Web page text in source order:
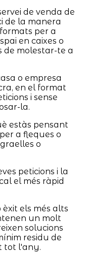
de venda de
de la manera
per a
en caixes o
de molestar-te a
o empresa
en el format
i sense
la.
estàs pensant
a fleques o
o
peticions i la
el més ràpid
els més alts
un molt
solucions
residu de
tot l'any.